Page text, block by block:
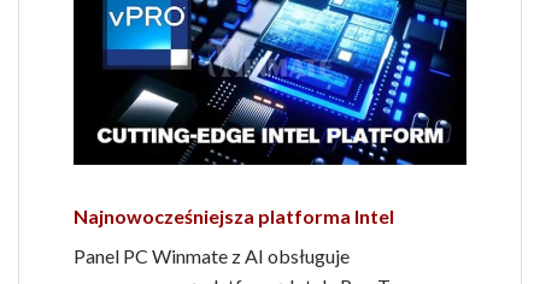
Najnowocześniejsza platforma Intel
Panel PC Winmate z AI obsługuje